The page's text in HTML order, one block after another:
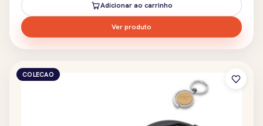
Adicionar ao carrinho
Ver produto
COLECAO